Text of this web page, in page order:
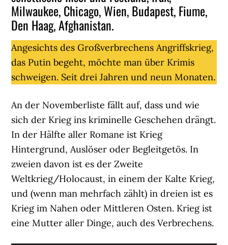
Milwaukee, Chicago, Wien, Budapest, Fiume,
Den Haag, Afghanistan.
Angesichts des Großverbrechens Angriffskrieg,
das Putin begeht, möchte man über Krimis
schweigen. Seit drei Jahren und neun Monaten.
An der Novemberliste fällt auf, dass und wie
sich der Krieg ins kriminelle Geschehen drängt.
In der Hälfte aller Romane ist Krieg
Hintergrund, Auslöser oder Begleitgetös. In
zweien davon ist es der Zweite
Weltkrieg/Holocaust, in einem der Kalte Krieg,
und (wenn man mehrfach zählt) in dreien ist es
Krieg im Nahen oder Mittleren Osten. Krieg ist
eine Mutter aller Dinge, auch des Verbrechens.